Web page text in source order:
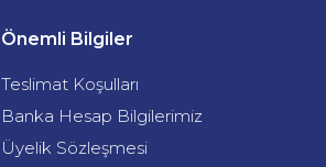
Önemli Bilgiler
Teslimat Koşulları
Banka Hesap Bilgilerimiz
Üyelik Sözleşmesi